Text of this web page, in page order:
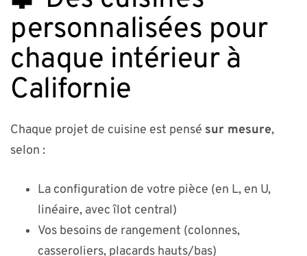
personnalisées pour
chaque intérieur à
Californie
Chaque projet de cuisine est pensé sur mesure,
selon :
La configuration de votre pièce (en L, en U,
linéaire, avec îlot central)
Vos besoins de rangement (colonnes,
casseroliers, placards hauts/bas)